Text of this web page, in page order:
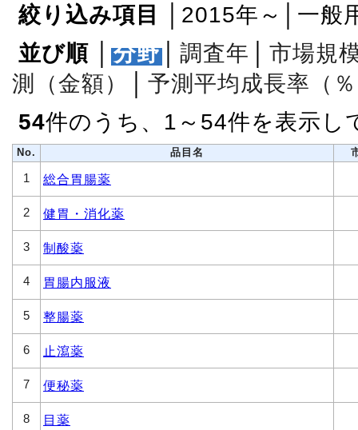
絞り込み項目
│2015年～│一般
並び順
分野 調査年
市場規
測（金額）
予測平均成長率（
54件のうち、1～54件を表示し
No. 品目名
1 総合胃腸薬
2 健胃・消化薬
3 制酸薬
4 胃腸内服液
5 整腸薬
6 止瀉薬
7 便秘薬
8 目薬